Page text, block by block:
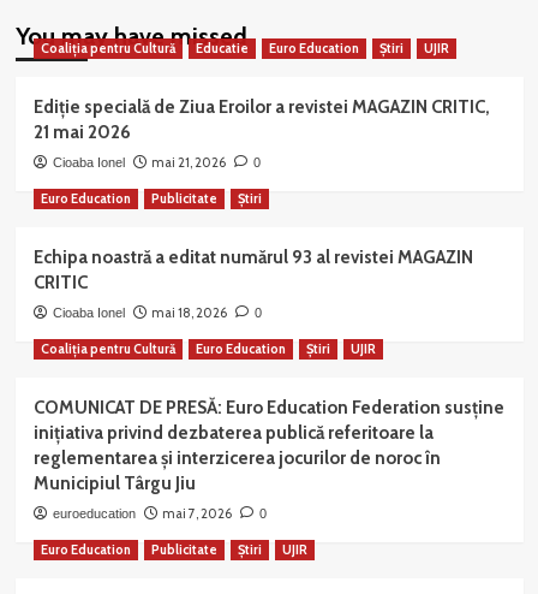
You may have missed
Coaliția pentru Cultură Educatie Euro Education Știri UJIR
Ediție specială de Ziua Eroilor a revistei MAGAZIN CRITIC,
21 mai 2026
Cioaba Ionel mai 21, 2026 0
Euro Education Publicitate Știri
Echipa noastră a editat numărul 93 al revistei MAGAZIN
CRITIC
Cioaba Ionel mai 18, 2026 0
Coaliția pentru Cultură Euro Education Știri UJIR
COMUNICAT DE PRESĂ: Euro Education Federation susține
inițiativa privind dezbaterea publică referitoare la
reglementarea și interzicerea jocurilor de noroc în
Municipiul Târgu Jiu
euroeducation mai 7, 2026 0
Euro Education Publicitate Știri UJIR